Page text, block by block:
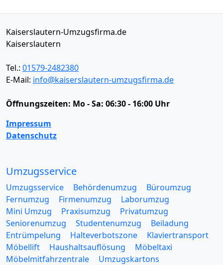
Kaiserslautern-Umzugsfirma.de
Kaiserslautern
Tel.: 01579-2482380
E-Mail: info@kaiserslautern-umzugsfirma.de
Öffnungszeiten: Mo - Sa: 06:30 - 16:00 Uhr
Impressum
Datenschutz
Umzugsservice
Umzugsservice Behördenumzug
Büroumzug
Fernumzug
Firmenumzug
Laborumzug
Mini Umzug
Praxisumzug
Privatumzug
Seniorenumzug
Studentenumzug
Beiladung
Entrümpelung
Halteverbotszone
Klaviertransport
Möbellift
Haushaltsauflösung
Möbeltaxi
Möbelmitfahrzentrale
Umzugskartons